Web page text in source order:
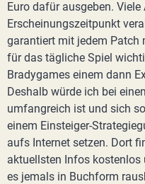
Euro dafür ausgeben.
Erscheinungszeitpunkt
garantiert mit jedem Patch
für das tägliche Spiel
Bradygames einem dann
Deshalb würde ich bei
umfangreich ist und sich
einem Einsteiger-
aufs Internet setzen. Dort
aktuellsten Infos
es jemals in Buchform